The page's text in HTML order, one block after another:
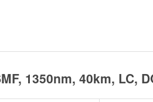
1350nm, 40km, LC,